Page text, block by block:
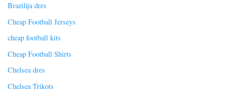
Brazilija dres
Cheap Football Jerseys
cheap football kits
Cheap Football Shirts
Chelsea dres
Chelsea Trikots